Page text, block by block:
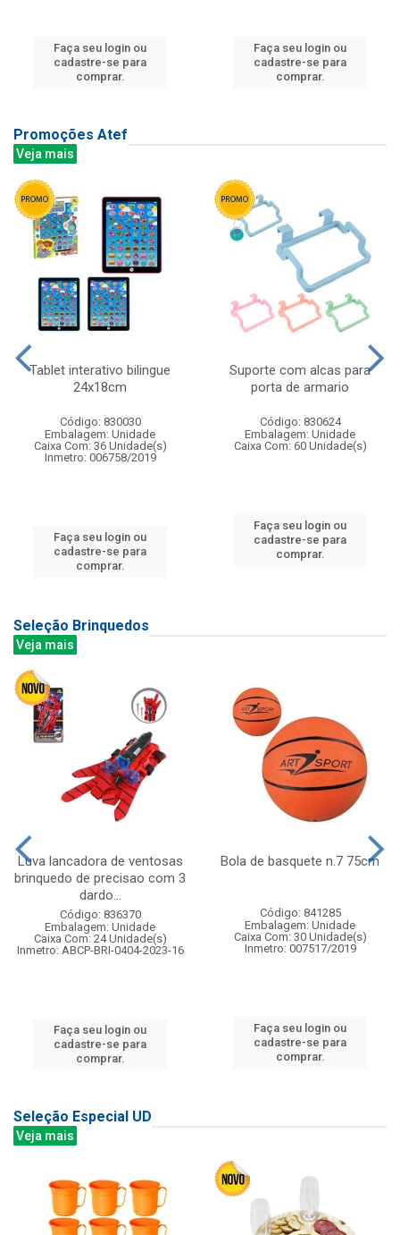
Faça seu login ou
cadastre-se para
comprar.
Faça seu login ou
cadastre-se para
comprar.
Promoções Atef
Veja mais
Tablet interativo bilingue
24x18cm
Código: 830030
Embalagem: Unidade
Caixa Com: 36 Unidade(s)
Inmetro: 006758/2019
Faça seu login ou
cadastre-se para
comprar.
Suporte com alcas para
porta de armario
Código: 830624
Embalagem: Unidade
Caixa Com: 60 Unidade(s)
Faça seu login ou
cadastre-se para
comprar.
Seleção Brinquedos
Veja mais
Luva lancadora de ventosas
brinquedo de precisao com 3
dardo...
Código: 836370
Embalagem: Unidade
Caixa Com: 24 Unidade(s)
Inmetro: ABCP-BRI-0404-2023-16
Faça seu login ou
cadastre-se para
comprar.
Bola de basquete n.7 75cm
Código: 841285
Embalagem: Unidade
Caixa Com: 30 Unidade(s)
Inmetro: 007517/2019
Faça seu login ou
cadastre-se para
comprar.
Seleção Especial UD
Veja mais